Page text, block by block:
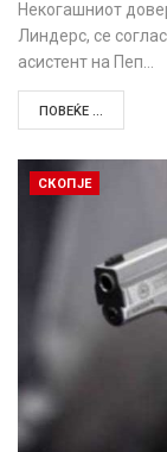
Некогашниот
Линдерс, се
асистент на Пеп…
ПОВЕЌЕ ...
СКОПЈЕ